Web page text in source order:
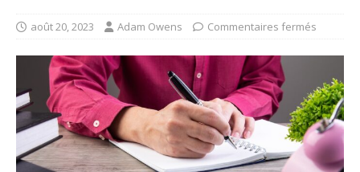
août 20, 2023 Adam Owens Commentaires fermés